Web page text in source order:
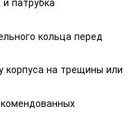
кольца перед
корпуса на трещины или